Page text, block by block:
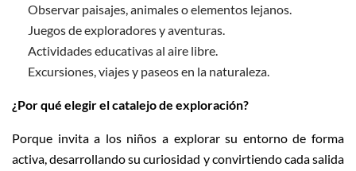
Observar paisajes, animales o elementos lejanos.
Juegos de exploradores y aventuras.
Actividades educativas al aire libre.
Excursiones, viajes y paseos en la naturaleza.
¿Por qué elegir el catalejo de exploración?
Porque invita a los niños a explorar su entorno de forma
activa, desarrollando su curiosidad y convirtiendo cada salida